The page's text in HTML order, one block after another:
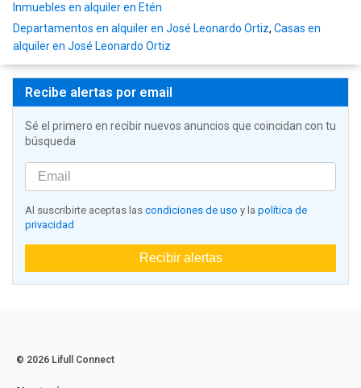
Inmuebles en alquiler en Etén
Departamentos en alquiler en José Leonardo Ortiz, Casas en
alquiler en José Leonardo Ortiz
Recibe alertas por email
Sé el primero en recibir nuevos anuncios que coincidan con tu
búsqueda
Al suscribirte aceptas las condiciones de uso y la política de
privacidad
Recibir alertas
© 2026 Lifull Connect